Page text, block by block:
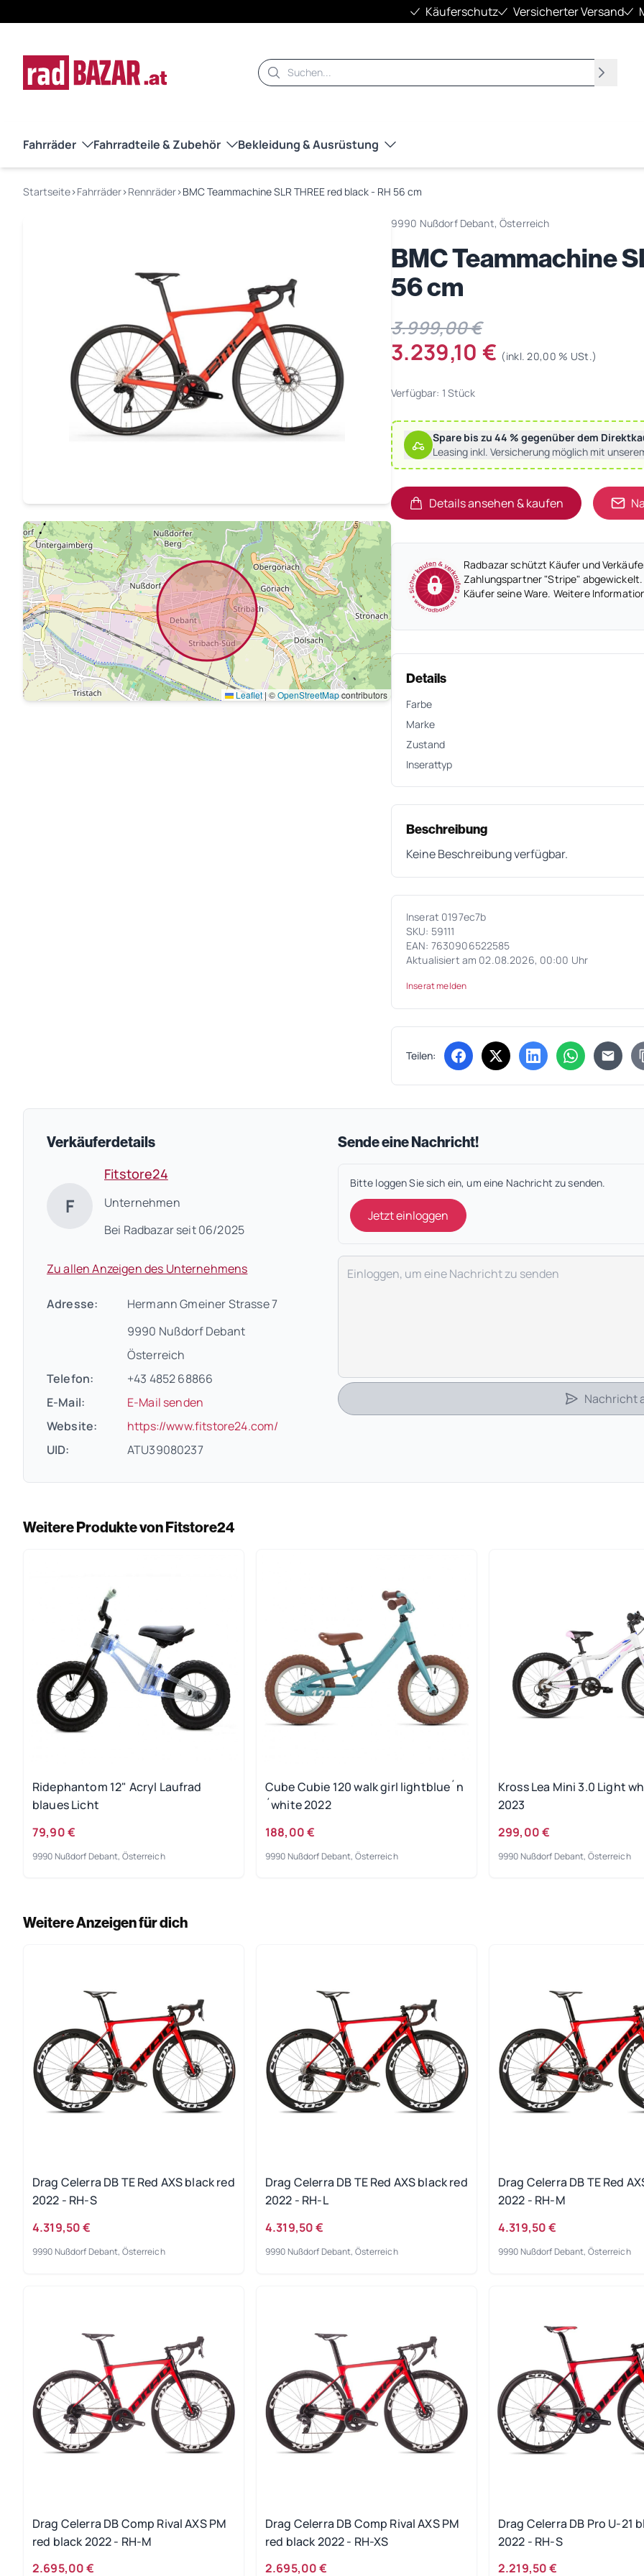
Käuferschutz Versicherter Versand
Suche
Suchen
Fahrräder Fahrradteile & Zubehör Bekleidung & Ausrüstung
Startseite›Fahrräder›Rennräder›BMC Teammachine SLR THREE red black - RH 56 cm
Leaflet | ©OpenStreetMapcontributors
9990 Nußdorf Debant, Österreich
BMC Teammachine
56 cm
3.999,00 €
3.239,10 € (inkl. 20,00 % USt.)
Verfügbar: 1 Stück
Spare bis zu 44 % gegenüber dem
Leasing inkl. Versicherung möglich mit
Details ansehen & kaufen
(öffnet in neuem Tab)
(öffnet in neuem Tab)
Radbazar schützt Käufer und
Zahlungspartner "Stripe"
Käufer seine Ware. Weitere
Details
Farbe
Marke
Zustand
Inserattyp
Beschreibung
Keine Beschreibung verfügbar.
Inserat 0197ec7b
SKU: 59111
EAN: 7630906522585
Aktualisiert am 02.08.2026, 00:00 Uhr
Inserat melden
Teilen: (öffnet in neuem Tab)
(öffnet in neuem Tab)
(öffnet in neuem
(öffnet in
Verkäuferdetails
F
Fitstore24
Unternehmen
Bei Radbazar seit 06/2025
Zu allen Anzeigen des Unternehmens
Adresse:
Hermann Gmeiner Strasse 7
9990 Nußdorf Debant
Österreich
Telefon:
+43 4852 68866
E-Mail:
E-Mail senden
Website:
https://www.fitstore24.com/
UID:
ATU39080237
Sende eine Nachricht!
Bitte loggen Sie sich ein, um eine Nachricht zu senden.
Jetzt einloggen
Deine Nachricht
Nachricht
Weitere Produkte von Fitstore24
Ridephantom 12" Acryl Laufrad
blaues Licht
79,90 €
9990 Nußdorf Debant, Österreich
Cube Cubie 120 walk girl lightblue´n
´white 2022
188,00 €
9990 Nußdorf Debant, Österreich
Kross Lea Mini 3.0 Light
2023
299,00 €
9990 Nußdorf Debant, Österreich
Weitere Anzeigen für dich
Drag Celerra DB TE Red AXS black red
2022 - RH-S
4.319,50 €
9990 Nußdorf Debant, Österreich
Drag Celerra DB TE Red AXS black red
2022 - RH-L
4.319,50 €
9990 Nußdorf Debant, Österreich
Drag Celerra DB TE Red
2022 - RH-M
4.319,50 €
9990 Nußdorf Debant, Österreich
Drag Celerra DB Comp Rival AXS PM
red black 2022 - RH-M
2.695,00 €
Drag Celerra DB Comp Rival AXS PM
red black 2022 - RH-XS
2.695,00 €
Drag Celerra DB Pro U-21
2022 - RH-S
2.219,50 €